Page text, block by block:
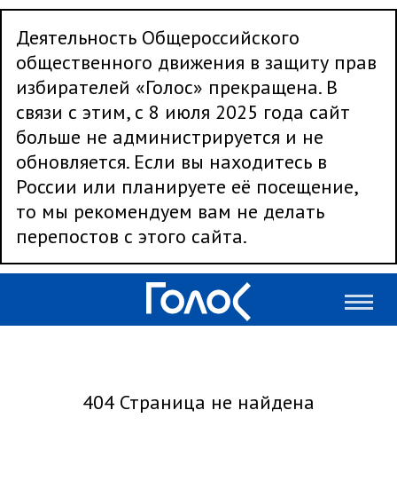
Деятельность Общероссийского
общественного движения в защиту прав
избирателей «Голос» прекращена. В
связи с этим, с 8 июля 2025 года сайт
больше не администрируется и не
обновляется. Если вы находитесь в
России или планируете её посещение,
то мы рекомендуем вам не делать
перепостов с этого сайта.
404 Страница не найдена